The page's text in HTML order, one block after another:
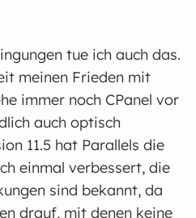
tue ich auch das.
meinen Frieden mit
immer noch CPanel vor
auch optisch
11.5 hat Parallels die
einmal verbessert, die
sind bekannt, da
drauf, mit denen keine